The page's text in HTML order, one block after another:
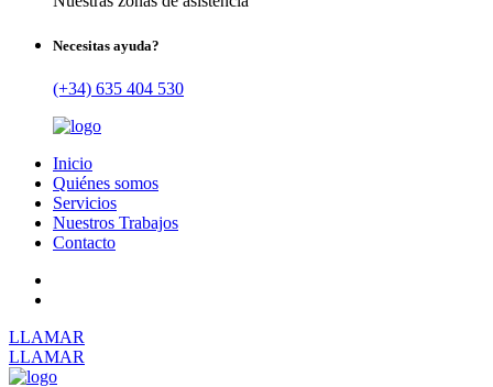
Necesitas ayuda?
(+34) 635 404 530
Inicio
Quiénes somos
Servicios
Nuestros Trabajos
Contacto
LLAMAR
LLAMAR